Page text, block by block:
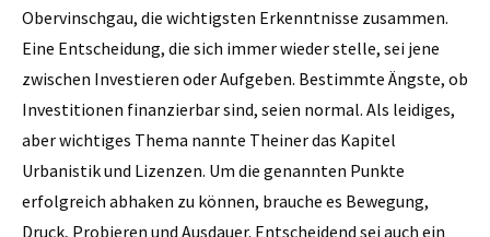
Obervinschgau, die wichtigsten Erkenntnisse zusammen.
Eine Entscheidung, die sich immer wieder stelle, sei jene
zwischen Investieren oder Aufgeben. Bestimmte Ängste, ob
Investitionen finanzierbar sind, seien normal. Als leidiges,
aber wichtiges Thema nannte Theiner das Kapitel
Urbanistik und Lizenzen. Um die genannten Punkte
erfolgreich abhaken zu können, brauche es Bewegung,
Druck, Probieren und Ausdauer. Entscheidend sei auch ein